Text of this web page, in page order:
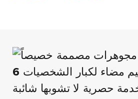
حصرية لا تشوبها شائبة